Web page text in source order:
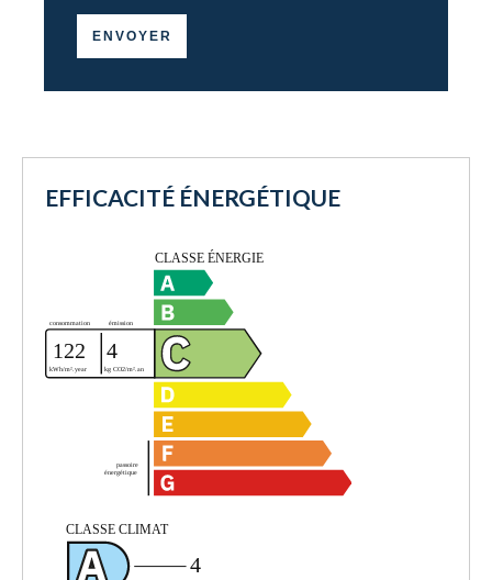
ENVOYER
EFFICACITÉ ÉNERGÉTIQUE